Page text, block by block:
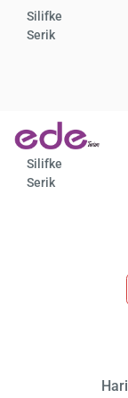
Silifke
Serik
Silifke
Serik